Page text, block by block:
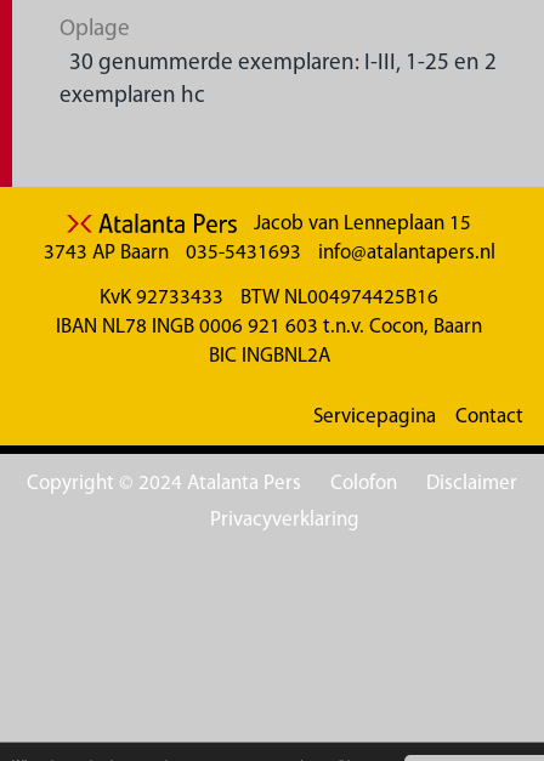
Oplage
30 genummerde exemplaren: I-III, 1-25 en 2
exemplaren hc
Jacob van Lenneplaan 15
3743 AP Baarn
035-5431693 info@atalantapers.nl
KvK 92733433
BTW NL004974425B16
IBAN NL78 INGB 0006 921 603 t.n.v. Cocon, Baarn
BIC INGBNL2A
Servicepagina Contact
Copyright © 2024 Atalanta Pers Colofon
Disclaimer
Privacyverklaring